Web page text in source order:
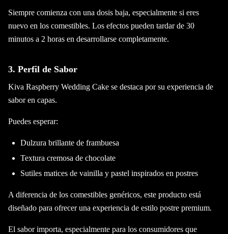
Siempre comienza con una dosis baja, especialmente si eres
nuevo en los comestibles. Los efectos pueden tardar de 30
minutos a 2 horas en desarrollarse completamente.
3. Perfil de Sabor
Kiva Raspberry Wedding Cake se destaca por su experiencia de
sabor en capas.
Puedes esperar:
Dulzura brillante de frambuesa
Textura cremosa de chocolate
Sutiles matices de vainilla y pastel inspirados en postres
A diferencia de los comestibles genéricos, este producto está
diseñado para ofrecer una experiencia de estilo postre premium.
El sabor importa, especialmente para los consumidores que